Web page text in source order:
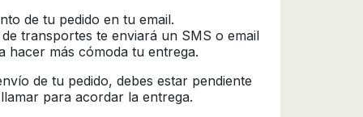
de tu pedido en tu email.
transportes te enviará un SMS o email
hacer más cómoda tu entrega.
de tu pedido, debes estar pendiente
para acordar la entrega.